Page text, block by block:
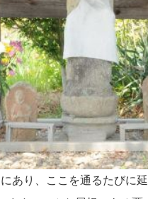
あり、ここを通るたびに延